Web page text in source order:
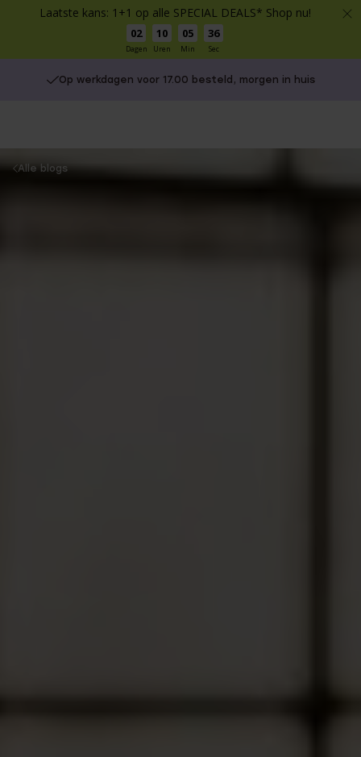
Laatste kans: 1+1 op alle SPECIAL DEALS* Shop nu!
02
Dagen
10
Uren
05
Min
36
Sec
Op werkdagen voor 17.00 besteld, morgen in huis
You
Alle blogs